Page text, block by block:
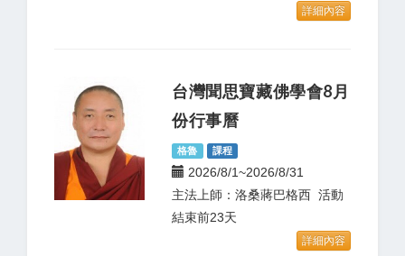
詳細內容
台灣聞思寶藏佛學會8月
份行事曆
格魯 課程
2026/8/1~2026/8/31
主法上師：洛桑蔣巴格西 活動
結束前23天
詳細內容